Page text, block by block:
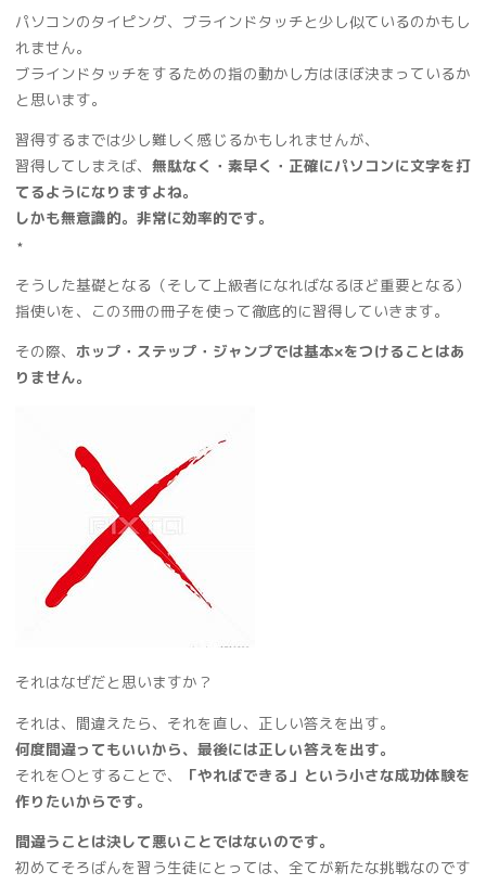
パソコンのタイピング、ブラインドタッチと少し似ているのかもし
れません。
ブラインドタッチをするための指の動かし方はほぼ決まっているか
と思います。
習得するまでは少し難しく感じるかもしれませんが、
習得してしまえば、 無駄なく・素早く・正確にパソコンに文字を打
てるようになりますよね。
しかも無意識的。非常に効率的です。
⋆
そうした基礎となる（そして上級者になればなるほど重要となる）
指使いを、この3冊の冊子を使って徹底的に習得していきます。
その際、 ホップ・ステップ・ジャンプでは基本×をつけることはあ
りません。
それはなぜだと思いますか？
それは、間違えたら、それを直し、正しい答えを出す。
何度間違ってもいいから、最後には正しい答えを出す。
それを〇とすることで、
「やればできる」という小さな成功体験を
作りたいからです。
間違うことは決して悪いことではないのです。
初めてそろばんを習う生徒にとっては、全てが新たな挑戦なのです